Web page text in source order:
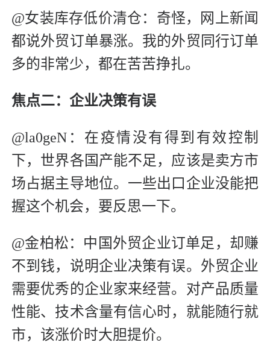
@女装库存低价清仓：奇怪，网上新闻
都说外贸订单暴涨。我的外贸同行订单
多的非常少，都在苦苦挣扎。
焦点二：企业决策有误
@la0geN：在疫情没有得到有效控制
下，世界各国产能不足，应该是卖方市
场占据主导地位。一些出口企业没能把
握这个机会，要反思一下。
@金柏松：中国外贸企业订单足，却赚
不到钱，说明企业决策有误。外贸企业
需要优秀的企业家来经营。对产品质量
性能、技术含量有信心时，就能随行就
市，该涨价时大胆提价。